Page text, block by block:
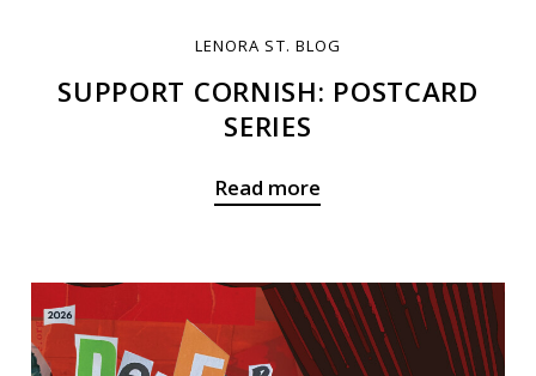
LENORA ST. BLOG
SUPPORT CORNISH: POSTCARD
SERIES
Read more